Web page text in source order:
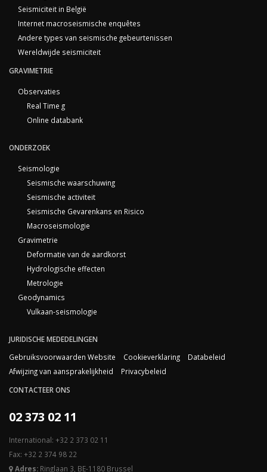
Seismiciteit in België
Internet macroseismische enquêtes
Andere types van seismische gebeurtenissen
Wereldwijde seismiciteit
GRAVIMETRIE
Observaties
Real Time g
Online databank
ONDERZOEK
Seismologie
Seismische waarschuwing
Seismische activiteit
Seismische Gevarenkans en Risico
Macroseismologie
Gravimetrie
Deformatie van de aardkorst
Hydrologische effecten
Metrologie
Geodynamics
Vulkaan-seismologie
JURIDISCHE MEDEDELINGEN
Gebruiksvoorwaarden Website
Cookieverklaring
Databeleid
Afwijzing van aansprakelijkheid
Privacybeleid
CONTACTEER ONS
02 373 02 11
International: +32 2 373 02 11
Fax: +32 2 374 98 22
Adres: Ringlaan 3, BE-1180 Brussel